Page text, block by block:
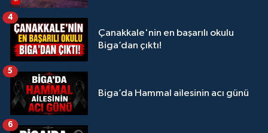
Çanakkale'nin en başarılı okulu
Biga’dan çıktı!
4
Biga’da Hammal ailesinin acı günü
5
6